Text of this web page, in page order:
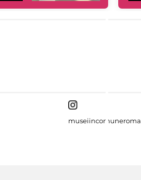
museiincomuneroma